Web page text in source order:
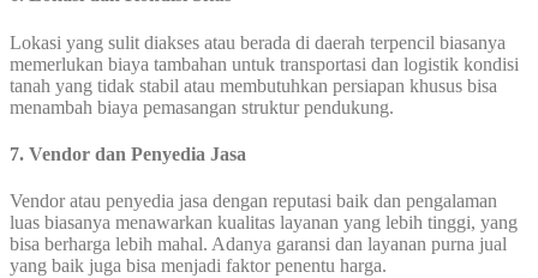
Lokasi yang sulit diakses atau berada di daerah terpencil biasanya
memerlukan biaya tambahan untuk transportasi dan logistik kondisi
tanah yang tidak stabil atau membutuhkan persiapan khusus bisa
menambah biaya pemasangan struktur pendukung.
7. Vendor dan Penyedia Jasa
Vendor atau penyedia jasa dengan reputasi baik dan pengalaman
luas biasanya menawarkan kualitas layanan yang lebih tinggi, yang
bisa berharga lebih mahal. Adanya garansi dan layanan purna jual
yang baik juga bisa menjadi faktor penentu harga.